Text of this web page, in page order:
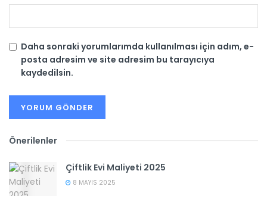
Daha sonraki yorumlarımda kullanılması için adım, e-
posta adresim ve site adresim bu tarayıcıya
kaydedilsin.
Önerilenler
Çiftlik Evi Maliyeti 2025
8 MAYIS 2025